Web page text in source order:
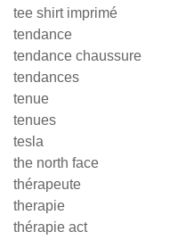
tee shirt imprimé
tendance
tendance chaussure
tendances
tenue
tenues
tesla
the north face
thérapeute
therapie
thérapie act